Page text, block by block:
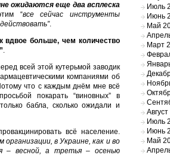
ожидаются еще два всплеска
“все сейчас инструменты
.
вдвое больше, чем количество
.
всей этой кутерьмой заводик
компаниями об
что с каждым днём мне всё
покарать “виновных” в
бабла, сколько ожидали и
всё население.
организации, в Украине, как и во
– весной, а третья – осенью
Июль
Июнь
Май
Март
Июль
Июнь
Май